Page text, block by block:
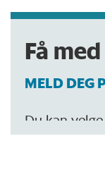
Få
MELD DEG
Du kan